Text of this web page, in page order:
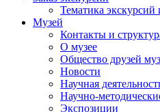
Тематика экскурсий
Музей
Контакты и
О музее
Общество друзей
Новости
Научная
Научно-
Экспозиции